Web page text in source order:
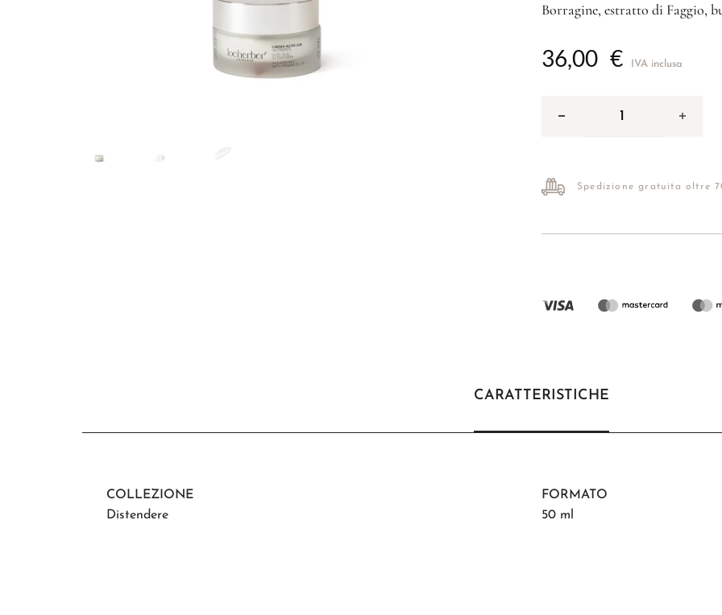
Borragine, estratto di Faggio,
36,00 € IVA inclusa
Spedizione gratuita oltre
CARATTERISTICHE
COLLEZIONE
Distendere
FORMATO
50 ml